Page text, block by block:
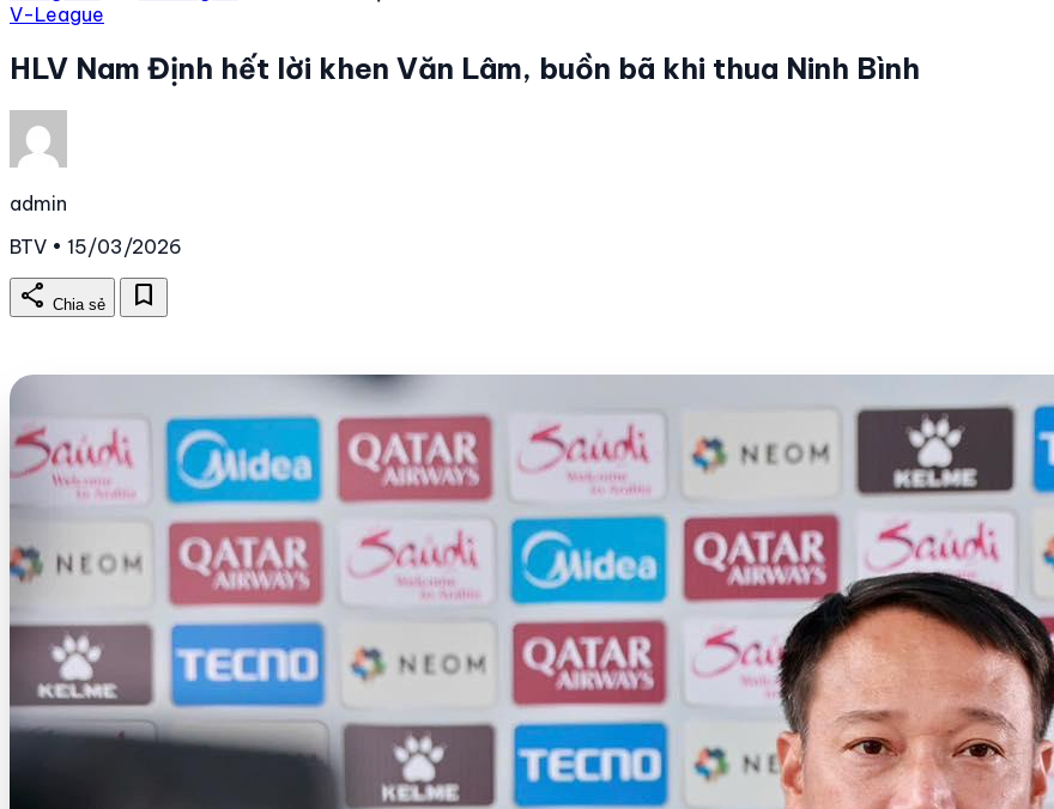
V-League
HLV Nam Định hết lời khen Văn Lâm, buồn bã khi thua Ninh Bình
admin
BTV • 15/03/2026
share Chia sẻ bookmark